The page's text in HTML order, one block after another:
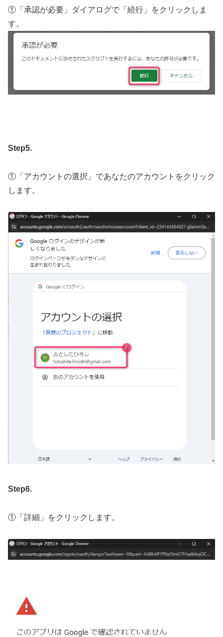
①「承認が必要」ダイアログで「続行」をクリックしま
す。
Step5.
①「アカウントの選択」であなたのアカウントをクリック
します。
Step6.
①「詳細」をクリックします。